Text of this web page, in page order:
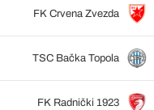
FK Crvena Zvezda
TSC Bačka Topola
FK Radnički 1923